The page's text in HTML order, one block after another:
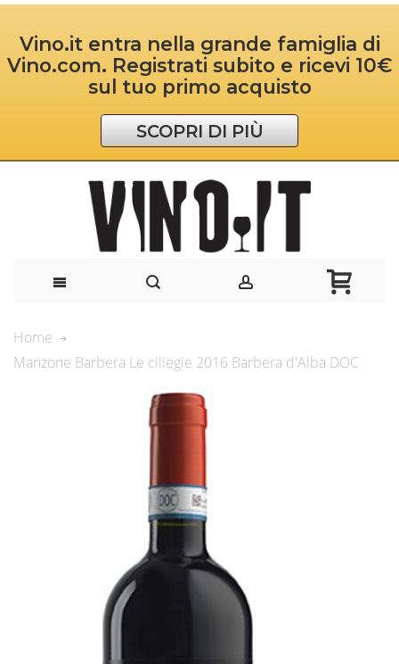
Vino.it entra nella grande famiglia di
Vino.com. Registrati subito e ricevi 10€
sul tuo primo acquisto
SCOPRI DI PIÙ
Home
Manzone Barbera Le ciliegie 2016 Barbera d'Alba DOC